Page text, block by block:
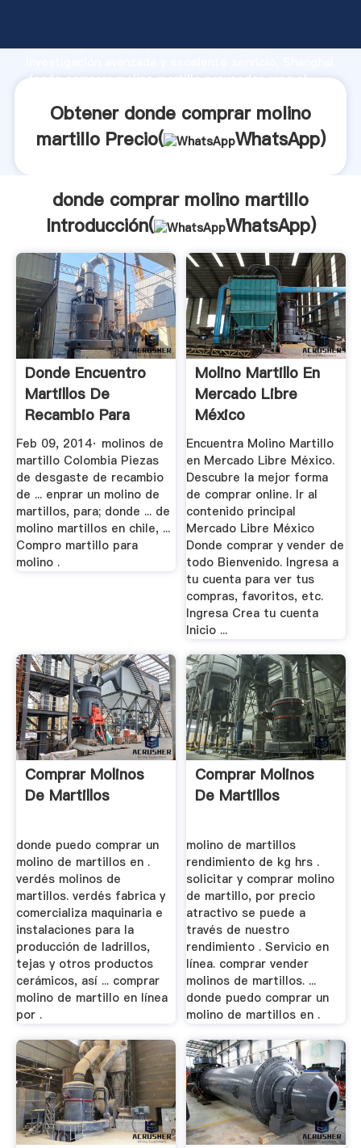
fuerte capacidad de producción, fuerza de
donde comprar molino martillo proveedor crea el
Obtener donde comprar molino
martillo Precio(
WhatsApp)
donde comprar molino martillo
Introducción(
WhatsApp)
Donde Encuentro
Martillos De
Recambio Para
Molino En Chile ...
Feb 09, 2014· molinos de
martillo Colombia Piezas
de desgaste de recambio
de ... enprar un molino de
martillos, para; donde ... de
molino martillos en chile, ...
Compro martillo para
molino .
Molino Martillo En
Mercado Libre
México
Encuentra Molino Martillo
en Mercado Libre México.
Descubre la mejor forma
de comprar online. Ir al
contenido principal
Mercado Libre México
Donde comprar y vender de
todo Bienvenido. Ingresa a
tu cuenta para ver tus
compras, favoritos, etc.
Ingresa Crea tu cuenta
Inicio ...
Comprar Molinos
De Martillos
donde puedo comprar un
molino de martillos en .
verdés molinos de
martillos. verdés fabrica y
comercializa maquinaria e
instalaciones para la
producción de ladrillos,
tejas y otros productos
cerámicos, así ... comprar
molino de martillo en línea
por .
Comprar Molinos
De Martillos
molino de martillos
rendimiento de kg hrs .
solicitar y comprar molino
de martillo, por precio
atractivo se puede a
través de nuestro
rendimiento . Servicio en
línea. comprar vender
molinos de martillos. ...
donde puedo comprar un
molino de martillos en .